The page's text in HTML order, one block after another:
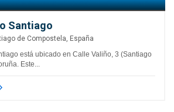
Santiago
de Compostela, España
está ubicado en Calle Valiño, 3 (Santiago
Este...